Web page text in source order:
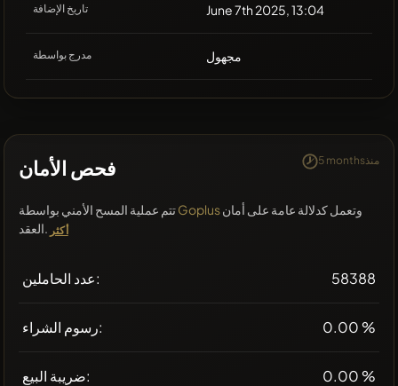
تاريخ الإضافة June 7th 2025, 13:04
مدرج بواسطة مجهول
فحص الأمان 5 monthsمنذ
Goplus
العقد. أكثر
عدد الحاملين: 58388
رسوم الشراء: 0.00 %
ضريبة البيع: 0.00 %